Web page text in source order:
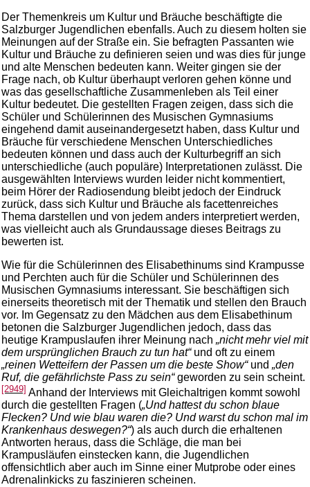
Der Themenkreis um Kultur und Bräuche beschäftigte die
Salzburger Jugendlichen ebenfalls. Auch zu diesem holten sie
Meinungen auf der Straße ein. Sie befragten Passanten wie
Kultur und Bräuche zu definieren seien und was dies für junge
und alte Menschen bedeuten kann. Weiter gingen sie der
Frage nach, ob Kultur überhaupt verloren gehen könne und
was das gesellschaftliche Zusammenleben als Teil einer
Kultur bedeutet. Die gestellten Fragen zeigen, dass sich die
Schüler und Schülerinnen des Musischen Gymnasiums
eingehend damit auseinandergesetzt haben, dass Kultur und
Bräuche für verschiedene Menschen Unterschiedliches
bedeuten können und dass auch der Kulturbegriff an sich
unterschiedliche (auch populäre) Interpretationen zulässt. Die
ausgewählten Interviews wurden leider nicht kommentiert,
beim Hörer der Radiosendung bleibt jedoch der Eindruck
zurück, dass sich Kultur und Bräuche als facettenreiches
Thema darstellen und von jedem anders interpretiert werden,
was vielleicht auch als Grundaussage dieses Beitrags zu
bewerten ist.
Wie für die Schülerinnen des Elisabethinums sind Krampusse
und Perchten auch für die Schüler und Schülerinnen des
Musischen Gymnasiums interessant. Sie beschäftigen sich
einerseits theoretisch mit der Thematik und stellen den Brauch
vor. Im Gegensatz zu den Mädchen aus dem Elisabethinum
betonen die Salzburger Jugendlichen jedoch, dass das
heutige Krampuslaufen ihrer Meinung nach „nicht mehr viel mit
dem ursprünglichen Brauch zu tun hat“und oft zu einem
„reinen Wetteifern der Passen um die beste Show“und „den
Ruf, die gefährlichste Pass zu sein“geworden zu sein scheint.
[2949] Anhand der Interviews mit Gleichaltrigen kommt sowohl
durch die gestellten Fragen („Und hattest du schon blaue
Flecken? Und wie blau waren die? Und warst du schon mal im
Krankenhaus deswegen?“) als auch durch die erhaltenen
Antworten heraus, dass die Schläge, die man bei
Krampusläufen einstecken kann, die Jugendlichen
offensichtlich aber auch im Sinne einer Mutprobe oder eines
Adrenalinkicks zu faszinieren scheinen.